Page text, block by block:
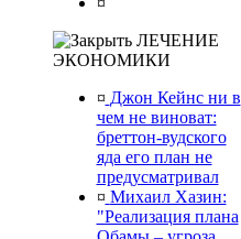
ЛЕЧЕНИЕ
ЭКОНОМИКИ
¤ Джон Кейнс ни в
чем не виноват:
бреттон-вудского
яда его план не
предусматривал
¤ Михаил Хазин:
"Реализация плана